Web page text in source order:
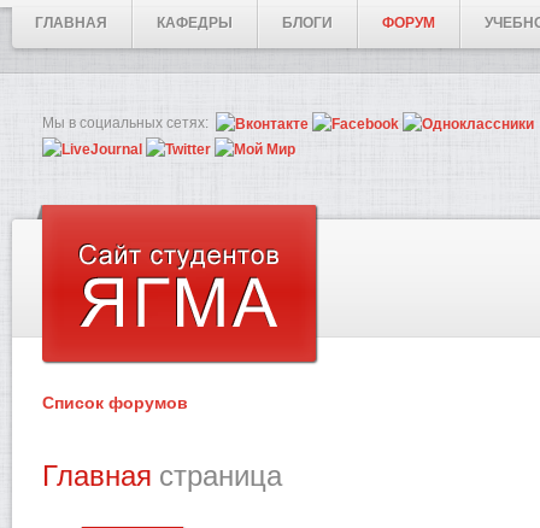
ГЛАВНАЯ КАФЕДРЫ БЛОГИ ФОРУМ
Мы в социальных сетях:
Список форумов
Главная страница